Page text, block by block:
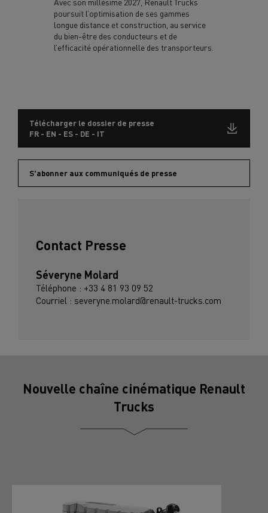
poursuit l’optimisation de ses gammes
longue distance et construction, au service
du bien-être des conducteurs et de
l’efficacité opérationnelle des transporteurs.
Télécharger le dossier de presse
FR - EN - ES - DE - IT
S'abonner aux communiqués de presse
Contact Presse
Séveryne Molard
Téléphone : +33 4 81 93 09 52
Courriel : severyne.molard@renault-trucks.com
Nouvelle chaîne cinématique Renault
Trucks